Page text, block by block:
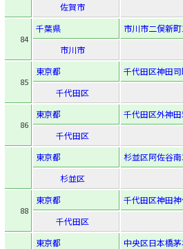
佐賀市
84
千葉県
市川市二俣新
市川市
85
東京都
千代田区神田
千代田区
86
東京都
千代田区外神
千代田区
東京都
杉並区阿佐谷
杉並区
88
東京都
千代田区神田
千代田区
東京都
中央区日本橋